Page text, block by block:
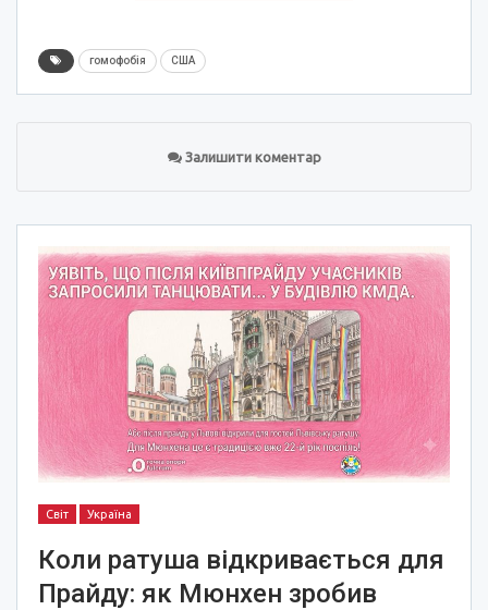
гомофобія США
Залишити коментар
Світ Україна
Коли ратуша відкривається для
Прайду: як Мюнхен зробив